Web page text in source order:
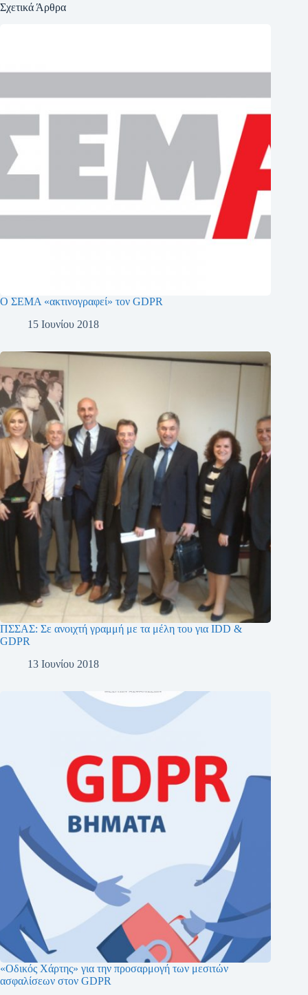
Σχετικά Άρθρα
Ο ΣΕΜΑ «ακτινογραφεί» τον GDPR
15 Ιουνίου 2018
ΠΣΣΑΣ: Σε ανοιχτή γραμμή με τα μέλη του για IDD &
GDPR
13 Ιουνίου 2018
«Οδικός Χάρτης» για την προσαρμογή των μεσιτών
ασφαλίσεων στoν GDPR